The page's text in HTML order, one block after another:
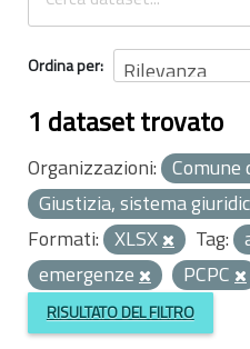
Ordina per
1 dataset trovato
Organizzazioni:
Giustizia, sistema
Formati: XLSX Tag:
emergenze
PCPC
RISULTATO DEL FILTRO